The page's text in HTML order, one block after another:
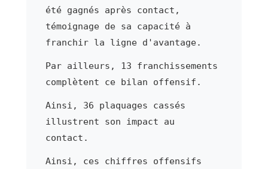
été gagnés après contact,
témoignage de sa capacité à
franchir la ligne d'avantage.
Par ailleurs, 13 franchissements
complètent ce bilan offensif.
Ainsi, 36 plaquages cassés
illustrent son impact au
contact.
Ainsi, ces chiffres offensifs